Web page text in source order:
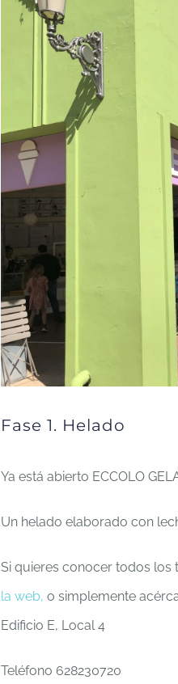
Fase 1. Helado
Ya está abierto ECCOLO
Un helado elaborado con
Si quieres conocer todos los
la web, o simplemente
Edificio E, Local 4
Teléfono 628230720